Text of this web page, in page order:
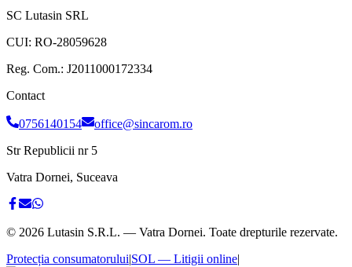
SC Lutasin SRL
CUI: RO-28059628
Reg. Com.: J2011000172334
Contact
0756140154
office@sincarom.ro
Str Republicii nr 5
Vatra Dornei, Suceava
© 2026 Lutasin S.R.L. — Vatra Dornei. Toate drepturile rezervate.
Protecția consumatorului|SOL — Litigii online|